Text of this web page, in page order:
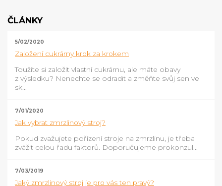
ČLÁNKY
5/02/2020
Založení cukrárny krok za krokem
Toužíte si založit vlastní cukrárnu, ale máte obavy
z výsledku? Nenechte se odradit a změňte svůj sen ve
sk...
7/01/2020
Jak vybrat zmrzlinový stroj?
Pokud zvažujete pořízení stroje na zmrzlinu, je třeba
zvážit celou řadu faktorů. Doporučujeme prokonzul...
7/03/2019
Jaký zmrzlinový stroj je pro vás ten pravý?